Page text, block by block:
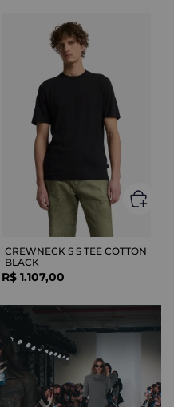
CREWNECK S S TEE COTTON
BLACK
R$ 1.107,00